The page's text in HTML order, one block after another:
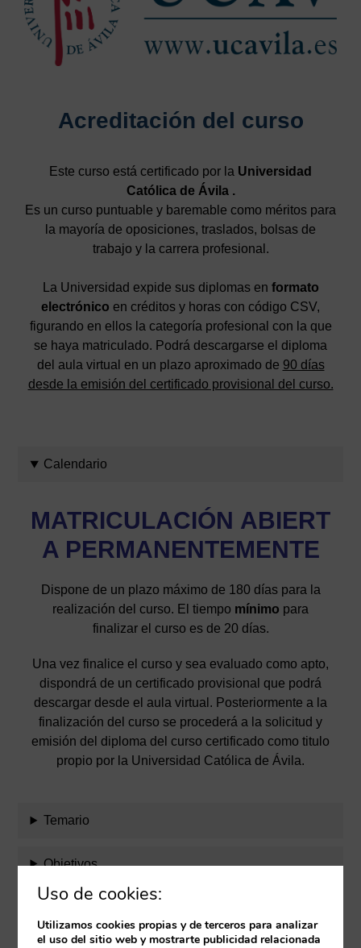
Acreditación del curso
Este curso está certificado por la Universidad
Católica de Ávila .
Es un curso puntuable y baremable como méritos para
la mayoría de oposiciones, traslados, bolsas de
trabajo y la carrera profesional.
La Universidad expide sus diplomas en formato
electrónico en créditos y horas con código CSV,
figurando en ellos la categoría profesional con la que
se haya matriculado. Podrá descargarse el diploma
del aula virtual en un plazo aproximado de 90 días
desde la emisión del certificado provisional del curso.
Calendario
MATRICULACIÓN ABIERT
A PERMANENTEMENTE
Dispone de un plazo máximo de 180 días para la
realización del curso. El tiempo mínimo para
finalizar el curso es de 20 días.
Una vez finalice el curso y sea evaluado como apto,
dispondrá de un certificado provisional que podrá
descargar desde el aula virtual. Posteriormente a la
finalización del curso se procederá a la solicitud y
emisión del diploma del curso certificado como titulo
propio por la Universidad Católica de Ávila.
Temario
Objetivos
Uso de cookies:
Utilizamos cookies propias y de terceros para analizar
el uso del sitio web y mostrarte publicidad relacionada